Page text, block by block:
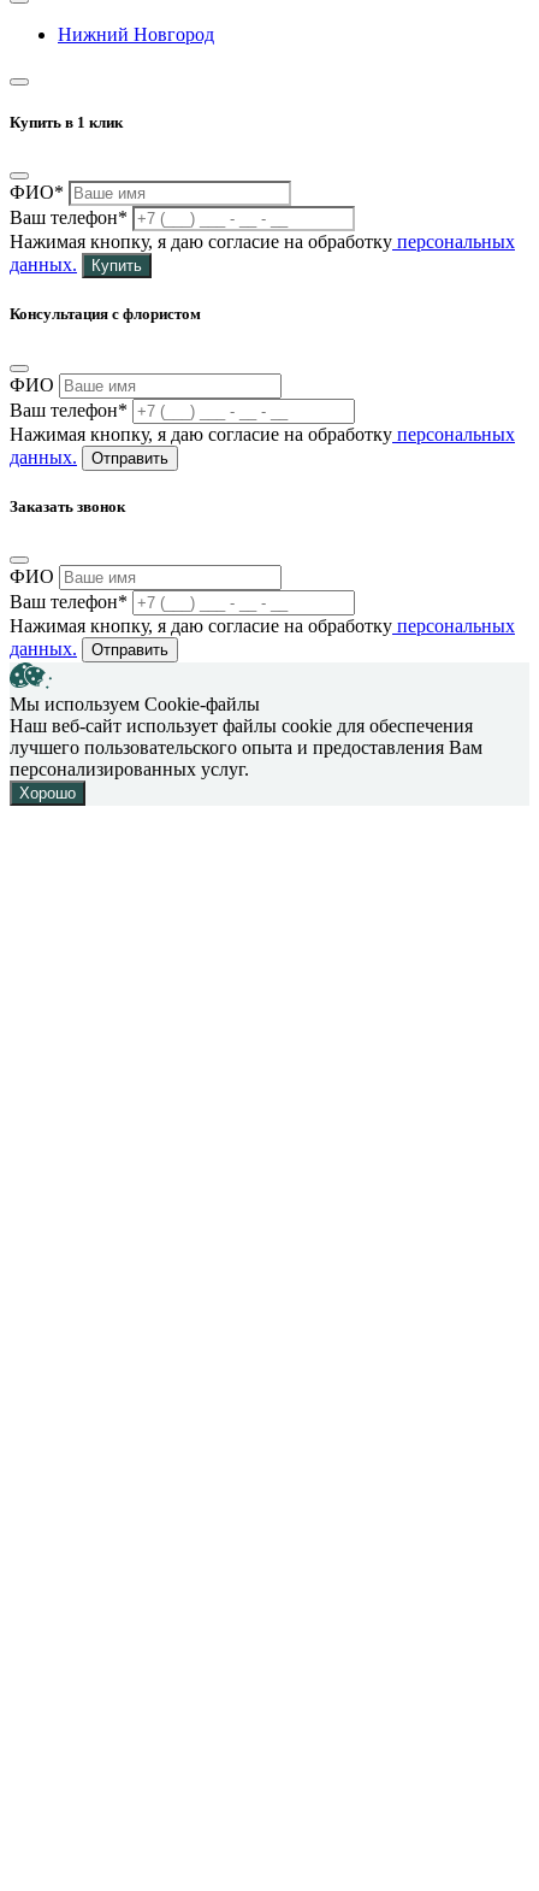
Нижний Новгород
Купить в 1 клик
ФИО*
Ваш телефон*
Нажимая кнопку, я даю согласие на обработку персональных
данных.
Купить
Консультация с флористом
ФИО
Ваш телефон*
Нажимая кнопку, я даю согласие на обработку персональных
данных.
Отправить
Заказать звонок
ФИО
Ваш телефон*
Нажимая кнопку, я даю согласие на обработку персональных
данных.
Отправить
Мы используем Cookie-файлы
Наш веб-сайт использует файлы cookie для обеспечения
лучшего пользовательского опыта и предоставления Вам
персонализированных услуг.
Хорошо